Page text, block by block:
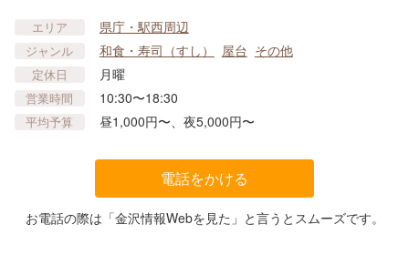
エリア 県庁・駅西周辺
ジャンル 和食・寿司（すし） 屋台 その他
定休日 月曜
営業時間 10:30〜18:30
平均予算 昼1,000円〜、夜5,000円〜
電話をかける
お電話の際は「金沢情報Webを見た」と言うとスムーズです。